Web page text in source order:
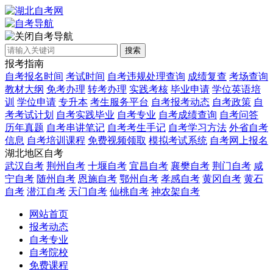
自考导航
搜索
报考指南
自考报名时间 考试时间 自考违规处理查询 成绩复查 考场查询
教材大纲 免考办理 转考办理 实践考核 毕业申请 学位英语培
训 学位申请 专升本 考生服务平台 自考报考动态 自考政策 自
考考试计划 自考实践毕业 自考专业 自考成绩查询 自考问答
历年真题 自考串讲笔记 自考考生手记 自考学习方法 外省自考
信息 自考培训课程 免费视频领取 模拟考试系统 自考网上报名
湖北地区自考
武汉自考 荆州自考 十堰自考 宜昌自考 襄樊自考 荆门自考 咸
宁自考 随州自考 恩施自考 鄂州自考 孝感自考 黄冈自考 黄石
自考 潜江自考 天门自考 仙桃自考 神农架自考
网站首页
报考动态
自考专业
自考院校
免费课程